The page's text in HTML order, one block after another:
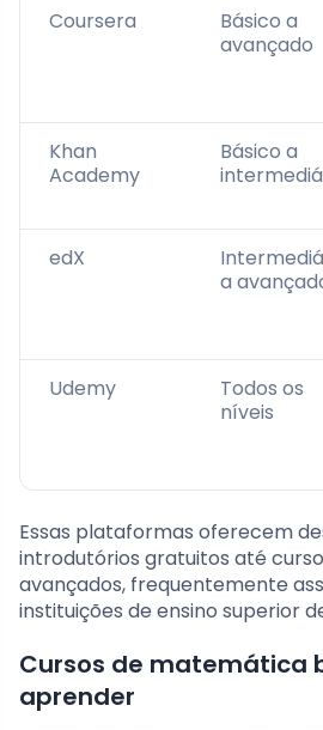
Coursera
Básico a
avançado
Khan
Academy
Básico a
edX
a
Udemy
Todos os
níveis
Essas plataformas oferecem
introdutórios gratuitos até
avançados, frequentemente
instituições de ensino superior
Cursos de matemática
aprender